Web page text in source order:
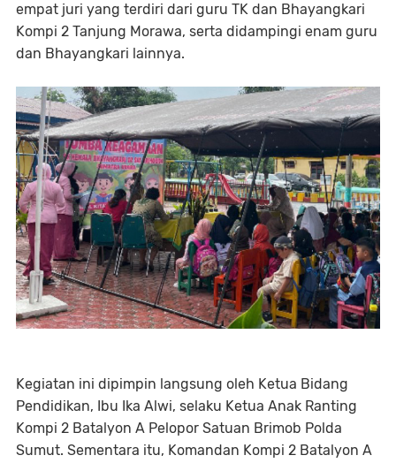
empat juri yang terdiri dari guru TK dan Bhayangkari
Kompi 2 Tanjung Morawa, serta didampingi enam guru
dan Bhayangkari lainnya.
Kegiatan ini dipimpin langsung oleh Ketua Bidang
Pendidikan, Ibu Ika Alwi, selaku Ketua Anak Ranting
Kompi 2 Batalyon A Pelopor Satuan Brimob Polda
Sumut. Sementara itu, Komandan Kompi 2 Batalyon A